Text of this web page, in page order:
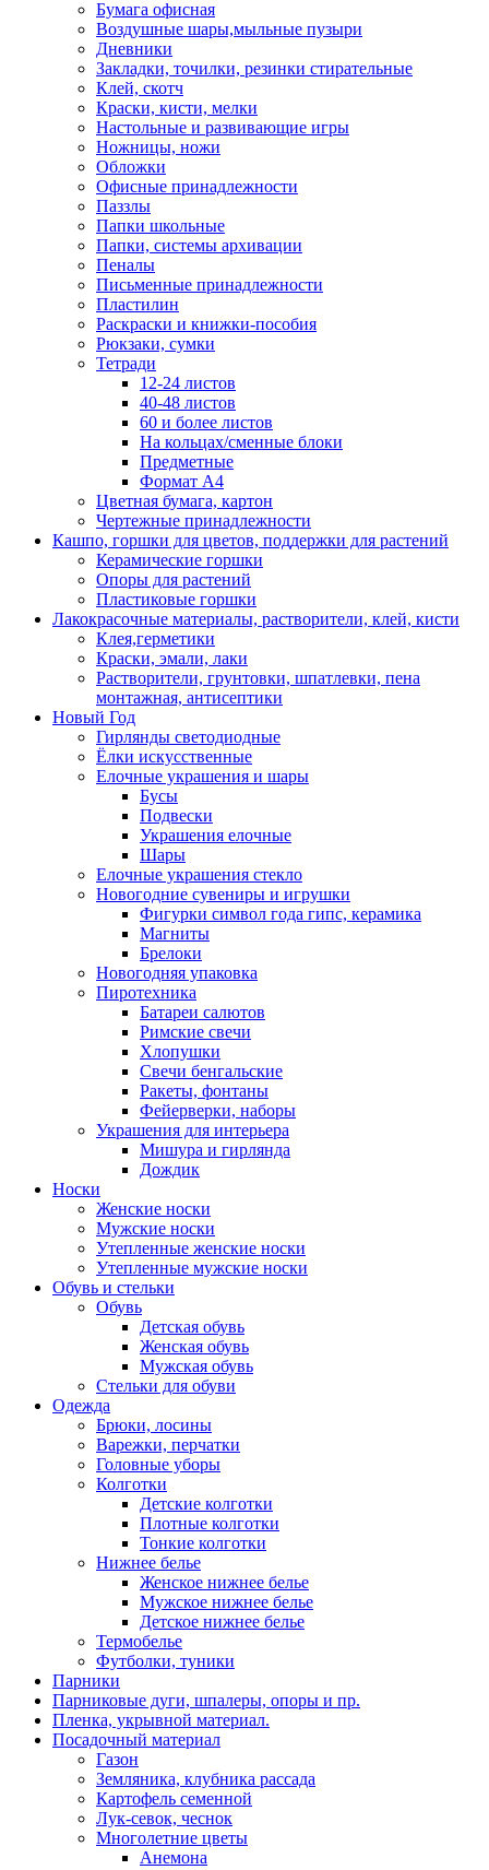
Бумага офисная
Воздушные шары,мыльные пузыри
Дневники
Закладки, точилки, резинки стирательные
Клей, скотч
Краски, кисти, мелки
Настольные и развивающие игры
Ножницы, ножи
Обложки
Офисные принадлежности
Паззлы
Папки школьные
Папки, системы архивации
Пеналы
Письменные принадлежности
Пластилин
Раскраски и книжки-пособия
Рюкзаки, сумки
Тетради
12-24 листов
40-48 листов
60 и более листов
На кольцах/сменные блоки
Предметные
Формат А4
Цветная бумага, картон
Чертежные принадлежности
Кашпо, горшки для цветов, поддержки для растений
Керамические горшки
Опоры для растений
Пластиковые горшки
Лакокрасочные материалы, растворители, клей, кисти
Клея,герметики
Краски, эмали, лаки
Растворители, грунтовки, шпатлевки, пена
монтажная, антисептики
Новый Год
Гирлянды светодиодные
Ёлки искусственные
Елочные украшения и шары
Бусы
Подвески
Украшения елочные
Шары
Елочные украшения стекло
Новогодние сувениры и игрушки
Фигурки символ года гипс, керамика
Магниты
Брелоки
Новогодняя упаковка
Пиротехника
Батареи салютов
Римские свечи
Хлопушки
Свечи бенгальские
Ракеты, фонтаны
Фейерверки, наборы
Украшения для интерьера
Мишура и гирлянда
Дождик
Носки
Женские носки
Мужские носки
Утепленные женские носки
Утепленные мужские носки
Обувь и стельки
Обувь
Детская обувь
Женская обувь
Мужская обувь
Стельки для обуви
Одежда
Брюки, лосины
Варежки, перчатки
Головные уборы
Колготки
Детские колготки
Плотные колготки
Тонкие колготки
Нижнее белье
Женское нижнее белье
Мужское нижнее белье
Детское нижнее белье
Термобелье
Футболки, туники
Парники
Парниковые дуги, шпалеры, опоры и пр.
Пленка, укрывной материал.
Посадочный материал
Газон
Земляника, клубника рассада
Картофель семенной
Лук-севок, чеснок
Многолетние цветы
Анемона